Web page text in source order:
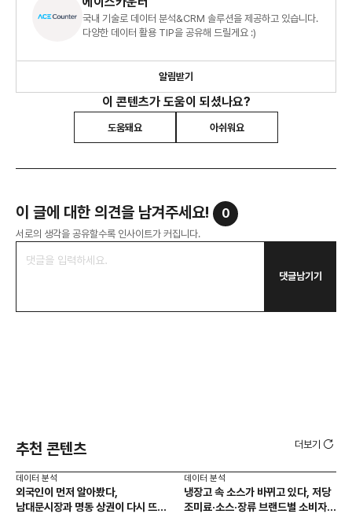
국내 기술로 데이터 분석&CRM 솔루션을 제공하고 있습니다.
다양한 데이터 활용 TIP을 공유해 드릴게요 :)
알림받기
이 콘텐츠가 도움이 되셨나요?
도움돼요 아쉬워요
이 글에 대한 의견을 남겨주세요! 0
서로의 생각을 공유할수록 인사이트가 커집니다.
댓글남기기
추천 콘텐츠 더보기
데이터 분석
외국인이 먼저 알아봤다,
남대문시장과 명동 상권이 다시 뜨는
데이터 분석
냉장고 속 소스가 바뀌고 있다, 저당
조미료·소스·장류 브랜드별 소비자